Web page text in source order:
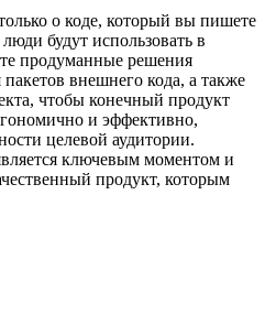
о коде, который вы пишете
будут использовать в
продуманные решения
внешнего кода, а также
чтобы конечный продукт
и эффективно,
целевой аудитории.
ключевым моментом и
продукт, которым